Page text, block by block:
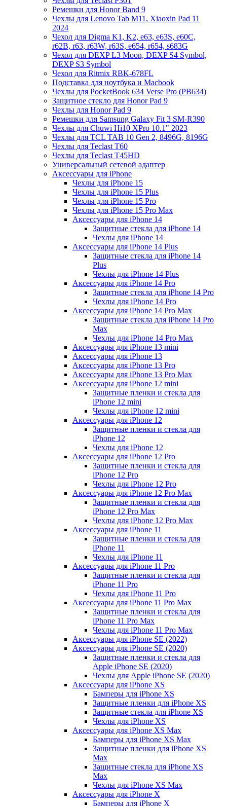
Ремешки для Honor Band 9
Чехлы для Lenovo Tab M11, Xiaoxin Pad 11
2024
Чехол для Digma K1, K2, e63, e63S, e60C,
r62B, r63, r63W, r63S, e654, r654, s683G
Чехол для DEXP L3 Moon, DEXP S4 Symbol,
DEXP S3 Symbol
Чехол для Ritmix RBK-678FL
Подставка для ноутбука и Macbook
Чехлы для PocketBook 634 Verse Pro (PB634)
Защитное стекло для Honor Pad 9
Чехлы для Honor Pad 9
Ремешки для Samsung Galaxy Fit 3 SM-R390
Чехлы для Chuwi Hi10 XPro 10.1" 2023
Чехлы для TCL TAB 10 Gen 2, 8496G, 8196G
Чехлы для Teclast T60
Чехлы для Teclast T45HD
Универсальный сетевой адаптер
Аксессуары для iPhone
Чехлы для iPhone 15
Чехлы для iPhone 15 Plus
Чехлы для iPhone 15 Pro
Чехлы для iPhone 15 Pro Max
Аксессуары для iPhone 14
Защитные стекла для iPhone 14
Чехлы для iPhone 14
Аксессуары для iPhone 14 Plus
Защитные стекла для iPhone 14
Plus
Чехлы для iPhone 14 Plus
Аксессуары для iPhone 14 Pro
Защитные стекла для iPhone 14 Pro
Чехлы для iPhone 14 Pro
Аксессуары для iPhone 14 Pro Max
Защитные стекла для iPhone 14 Pro
Max
Чехлы для iPhone 14 Pro Max
Аксессуары для iPhone 13 mini
Аксессуары для iPhone 13
Аксессуары для iPhone 13 Pro
Аксессуары для iPhone 13 Pro Max
Аксессуары для iPhone 12 mini
Защитные пленки и стекла для
iPhone 12 mini
Чехлы для iPhone 12 mini
Аксессуары для iPhone 12
Защитные пленки и стекла для
iPhone 12
Чехлы для iPhone 12
Аксессуары для iPhone 12 Pro
Защитные пленки и стекла для
iPhone 12 Pro
Чехлы для iPhone 12 Pro
Аксессуары для iPhone 12 Pro Max
Защитные пленки и стекла для
iPhone 12 Pro Max
Чехлы для iPhone 12 Pro Max
Аксессуары для iPhone 11
Защитные пленки и стекла для
iPhone 11
Чехлы для iPhone 11
Аксессуары для iPhone 11 Pro
Защитные пленки и стекла для
iPhone 11 Pro
Чехлы для iPhone 11 Pro
Аксессуары для iPhone 11 Pro Max
Защитные пленки и стекла для
iPhone 11 Pro Max
Чехлы для iPhone 11 Pro Max
Аксессуары для iPhone SE (2022)
Аксессуары для iPhone SE (2020)
Защитные пленки и стекла для
Apple iPhone SE (2020)
Чехлы для Apple iPhone SE (2020)
Аксессуары для iPhone ХS
Бамперы для iPhone ХS
Защитные пленки для iPhone ХS
Защитные стекла для iPhone ХS
Чехлы для iPhone ХS
Аксессуары для iPhone ХS Max
Бамперы для iPhone XS Max
Защитные пленки для iPhone XS
Max
Защитные стекла для iPhone XS
Max
Чехлы для iPhone XS Max
Аксессуары для iPhone X
Бамперы для iPhone X